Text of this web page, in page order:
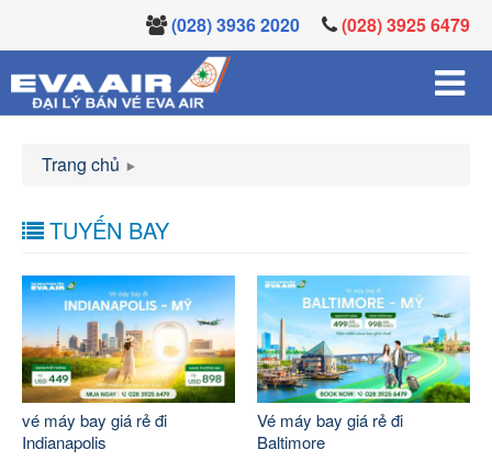
(028) 3936 2020 (028) 3925 6479
Trang chủ
TUYẾN BAY
vé máy bay giá rẻ đi
Indianapolis
Vé máy bay giá rẻ đi
Baltimore